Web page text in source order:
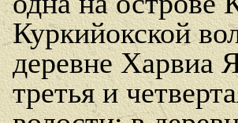
Куркийокской
деревне Харвиа
третья и